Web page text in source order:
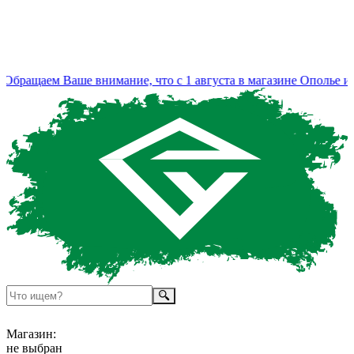
Ваше внимание, что с 1 августа в магазине Ополье
Магазин:
не выбран